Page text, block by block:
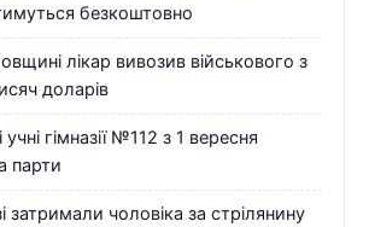
безкоштовно
лікар вивозив військового з
доларів
гімназії №112 з 1 вересня
парти
затримали чоловіка за стрілянину